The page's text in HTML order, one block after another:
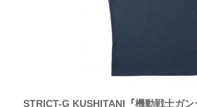
STRICT-G KUSHITANI『機動戦士ガ